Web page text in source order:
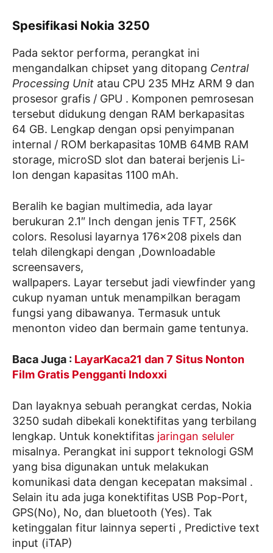
Spesifikasi Nokia 3250
Pada sektor performa, perangkat ini
mengandalkan chipset yang ditopang Central
Processing Unit atau CPU 235 MHz ARM 9 dan
prosesor grafis / GPU . Komponen pemrosesan
tersebut didukung dengan RAM berkapasitas
64 GB. Lengkap dengan opsi penyimpanan
internal / ROM berkapasitas 10MB 64MB RAM
storage, microSD slot dan baterai berjenis Li-
Ion dengan kapasitas 1100 mAh.
Beralih ke bagian multimedia, ada layar
berukuran 2.1″ Inch dengan jenis TFT, 256K
colors. Resolusi layarnya 176×208 pixels dan
telah dilengkapi dengan ,Downloadable
screensavers,
wallpapers. Layar tersebut jadi viewfinder yang
cukup nyaman untuk menampilkan beragam
fungsi yang dibawanya. Termasuk untuk
menonton video dan bermain game tentunya.
Baca Juga : LayarKaca21 dan 7 Situs Nonton
Film Gratis Pengganti Indoxxi
Dan layaknya sebuah perangkat cerdas, Nokia
3250 sudah dibekali konektifitas yang terbilang
lengkap. Untuk konektifitas jaringan seluler
misalnya. Perangkat ini support teknologi GSM
yang bisa digunakan untuk melakukan
komunikasi data dengan kecepatan maksimal .
Selain itu ada juga konektifitas USB Pop-Port,
GPS(No), No, dan bluetooth (Yes). Tak
ketinggalan fitur lainnya seperti , Predictive text
input (iTAP)